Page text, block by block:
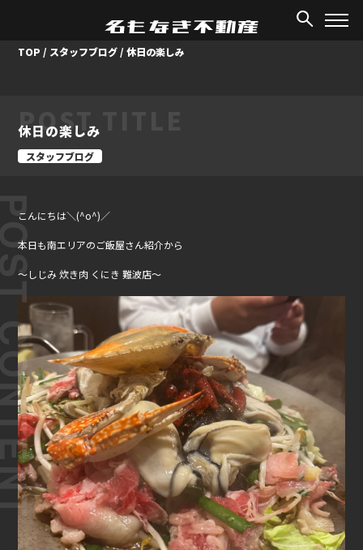
TOP / スタッフブログ /休日の楽しみ
POST TITLE
休日の楽しみ
スタッフブログ
こんにちは＼(^o^)／
本日も南エリアのご飯屋さん紹介から
～しじみ 炊き肉 くにき 難波店～